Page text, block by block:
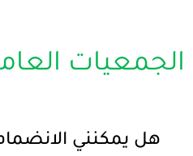
الجمعيات
هل يمكنني